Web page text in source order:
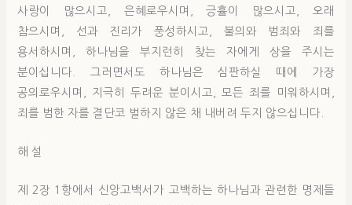
사랑이 많으시고, 은혜로우시며, 긍휼이 많으시고, 오래
참으시며, 선과 진리가 풍성하시고, 불의와 범죄와 죄를
용서하시며, 하나님을 부지런히 찾는 자에게 상을 주시는
분이십니다. 그러면서도 하나님은 심판하실 때에 가장
공의로우시며, 지극히 두려운 분이시고, 모든 죄를 미워하시며,
죄를 범한 자를 결단코 벌하지 않은 채 내버려 두지 않으십니다.
해 설
제 2장 1항에서 신앙고백서가 고백하는 하나님과 관련한 명제들